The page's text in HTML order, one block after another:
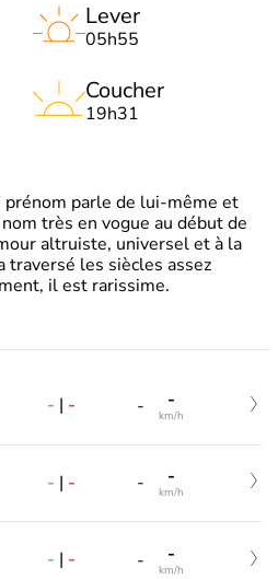
Lever
05h55
Coucher
19h31
prénom parle de lui-même et
très en vogue au début de
altruiste, universel et à la
traversé les siècles assez
il est rarissime.
- | - - -
km/h
- | - - -
km/h
- | - - -
km/h